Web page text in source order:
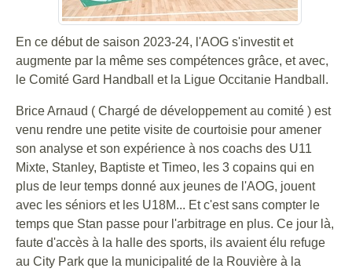
En ce début de saison 2023-24, l'AOG s'investit et
augmente par la même ses compétences grâce, et avec,
le Comité Gard Handball et la Ligue Occitanie Handball.
Brice Arnaud ( Chargé de développement au comité ) est
venu rendre une petite visite de courtoisie pour amener
son analyse et son expérience à nos coachs des U11
Mixte, Stanley, Baptiste et Timeo, les 3 copains qui en
plus de leur temps donné aux jeunes de l'AOG, jouent
avec les séniors et les U18M... Et c'est sans compter le
temps que Stan passe pour l'arbitrage en plus. Ce jour là,
faute d'accès à la halle des sports, ils avaient élu refuge
au City Park que la municipalité de la Rouvière à la